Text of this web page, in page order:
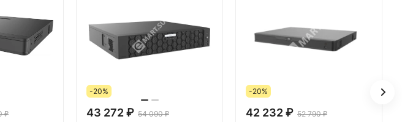
₽
-20%
43 272 ₽ 54 090 ₽
-20%
42 232 ₽ 52 790 ₽